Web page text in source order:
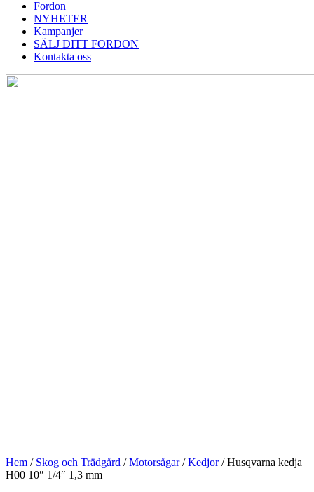
Fordon
NYHETER
Kampanjer
SÄLJ DITT FORDON
Kontakta oss
Hem / Skog och Trädgård /Motorsågar/Kedjor/ Husqvarna kedja
H00 10″ 1/4″ 1,3 mm